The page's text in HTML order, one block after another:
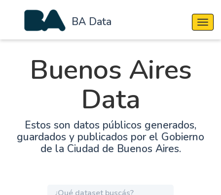
BA Data
Buenos Aires
Data
Estos son datos públicos generados,
guardados y publicados por el Gobierno
de la Ciudad de Buenos Aires.